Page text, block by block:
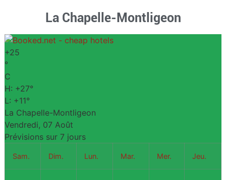
La Chapelle-Montligeon
+25
°
C
H: +27°
L: +11°
La Chapelle-Montligeon
Vendredi, 07 Août
Prévisions sur 7 jours
Sam. Dim. Lun. Mar. Mer. Jeu.